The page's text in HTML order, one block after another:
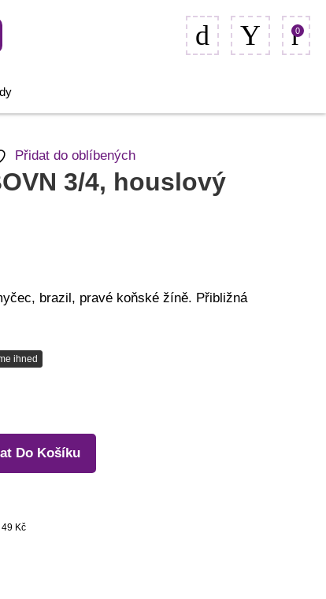
0
Přidat do oblíbených
3/4, houslový
brazil, pravé koňské žíně. Přibližná
ihned
Do Košíku
Kč